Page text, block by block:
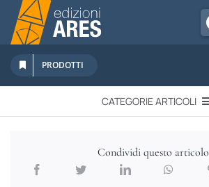
Salta
contenuto
Chi Siamo
Sostienici
Abbonamenti
Newsletter
PRODOTTI
CATEGORIE ARTICOLI
Condividi questo articolo